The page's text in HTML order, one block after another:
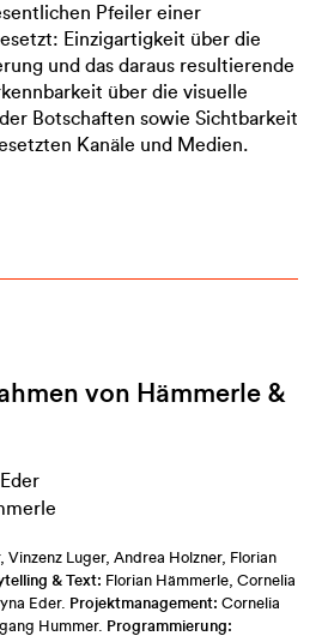
Pfeiler einer
Einzigartigkeit über die
und das daraus resultierende
über die visuelle
Botschaften sowie Sichtbarkeit
Kanäle und Medien.
von Hämmerle &
Vinzenz Luger, Andrea Holzner, Florian
& Text: Florian Hämmerle, Cornelia
Eder. Projektmanagement: Cornelia
Hummer. Programmierung: